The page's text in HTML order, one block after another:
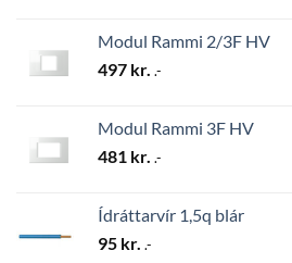
Modul Rammi 2/3F HV
497 kr. .-
Modul Rammi 3F HV
481 kr. .-
Ídráttarvír 1,5q blár
95 kr. .-